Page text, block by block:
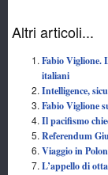
Altri articoli...
Fabio Viglione.
italiani
Intelligence,
Fabio Viglione
Il pacifismo
Referendum
Viaggio in
L’appello di